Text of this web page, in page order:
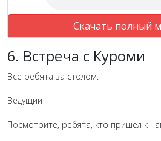
Скачать полный
6. Встреча с Куроми
Все ребята за столом.
Ведущий
Посмотрите, ребята, кто пришел к